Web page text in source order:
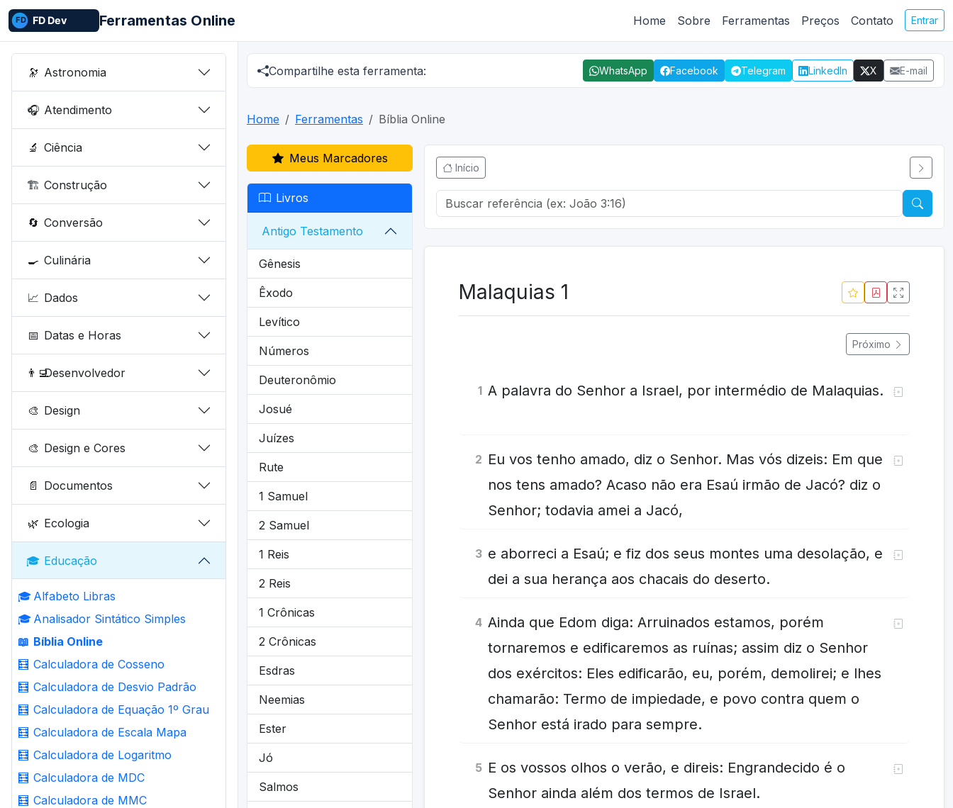
Ferramentas Online Home Sobre Ferramentas Preços Contato Entrar
🔭 Astronomia
🎧 Atendimento
🔬 Ciência
🏗️ Construção
🔄 Conversão
🍳 Culinária
📈 Dados
📅 Datas e Horas
👨‍💻Desenvolvedor
🎨 Design
🎨 Design e Cores
📄 Documentos
🌿 Ecologia
🎓 Educação
🎓 Alfabeto Libras
🎓 Analisador Sintático Simples
📖 Bíblia Online
🧮 Calculadora de Cosseno
🧮 Calculadora de Desvio Padrão
🧮 Calculadora de Equação 1º Grau
🧮 Calculadora de Escala Mapa
🧮 Calculadora de Logaritmo
🧮 Calculadora de MDC
🧮 Calculadora de MMC
Compartilhe esta ferramenta: WhatsApp Facebook Telegram LinkedIn X E-mail
Home Ferramentas Bíblia Online
Meus Marcadores
Livros
Antigo Testamento
Gênesis
Êxodo
Levítico
Números
Deuteronômio
Josué
Juízes
Rute
1 Samuel
2 Samuel
1 Reis
2 Reis
1 Crônicas
2 Crônicas
Esdras
Neemias
Ester
Jó
Salmos
Início
Malaquias 1
Próximo
1 A palavra do Senhor a Israel, por intermédio de Malaquias.
2 Eu vos tenho amado, diz o Senhor. Mas vós dizeis: Em que
nos tens amado? Acaso não era Esaú irmão de Jacó? diz o
Senhor; todavia amei a Jacó,
3 e aborreci a Esaú; e fiz dos seus montes uma desolação, e
dei a sua herança aos chacais do deserto.
4 Ainda que Edom diga: Arruinados estamos, porém
tornaremos e edificaremos as ruínas; assim diz o Senhor
dos exércitos: Eles edificarão, eu, porém, demolirei; e lhes
chamarão: Termo de impiedade, e povo contra quem o
Senhor está irado para sempre.
5 E os vossos olhos o verão, e direis: Engrandecido é o
Senhor ainda além dos termos de Israel.